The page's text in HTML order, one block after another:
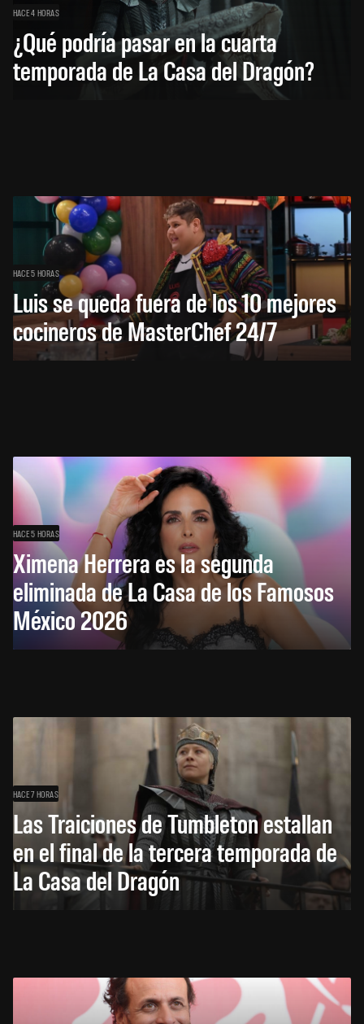
HACE 4 HORAS
¿Qué podría pasar en la cuarta
temporada de La Casa del Dragón?
HACE 5 HORAS
Luis se queda fuera de los 10 mejores
cocineros de MasterChef 24/7
HACE 5 HORAS
Ximena Herrera es la segunda
eliminada de La Casa de los Famosos
México 2026
HACE 7 HORAS
Las Traiciones de Tumbleton estallan
en el final de la tercera temporada de
La Casa del Dragón